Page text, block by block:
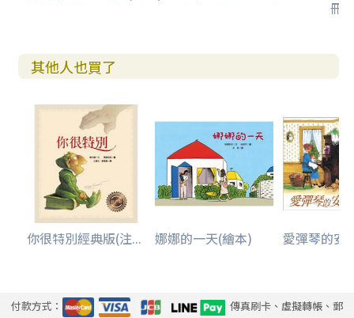
冊
其他人也買了
你很特別經典版(注... 娜娜的一天(繪本) 愛彈琴的安
付款方式：
傳真刷卡、虛擬轉帳、郵